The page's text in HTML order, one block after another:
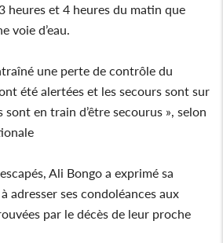
heures et 4 heures du matin que
voie d’eau.
une perte de contrôle du
été alertées et les secours sont sur
sont en train d’être secourus », selon
Ali Bongo a exprimé sa
adresser ses condoléances aux
par le décès de leur proche